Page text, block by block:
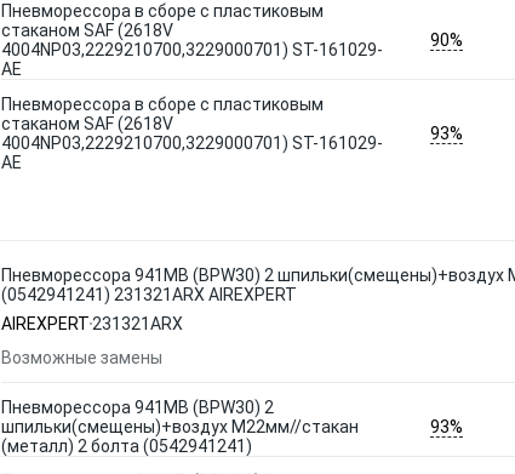
Пневморессора в сборе с пластиковым
стаканом SAF (2618V
4004NP03,2229210700,3229000701) ST-161029-
AE
90%
Пневморессора в сборе с пластиковым
стаканом SAF (2618V
4004NP03,2229210700,3229000701) ST-161029-
AE
93%
Пневморессора 941MB (BPW30) 2
(0542941241) 231321ARX AIREXPERT
AIREXPERT 231321ARX
Возможные замены
Пневморессора 941MB (BPW30) 2
шпильки(смещены)+воздух М22мм//стакан
(металл) 2 болта (0542941241)
93%